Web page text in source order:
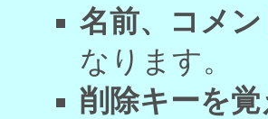
名前、コメ
なります。
削除キーを